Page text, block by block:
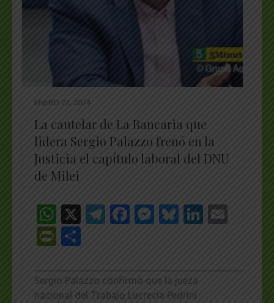
ENERO 22, 2024
La cautelar de La Bancaria que
lidera Sergio Palazzo frenó en la
Justicia el capítulo laboral del DNU
de Milei
WhatsApp
X Telegram
Facebook
Messenger
Bluesky
PrintFriendly
Sergio Palazzo confirmó que la jueza
nacional del Trabajo Lucrecia Pedrini